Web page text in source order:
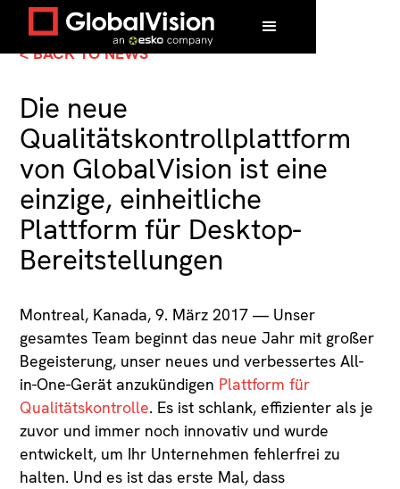
< BACK TO NEWS
Die neue
Qualitätskontrollplattform
von GlobalVision ist eine
einzige, einheitliche
Plattform für Desktop-
Bereitstellungen
Montreal, Kanada, 9. März 2017 — Unser
gesamtes Team beginnt das neue Jahr mit großer
Begeisterung, unser neues und verbessertes All-
in-One-Gerät anzukündigen Plattform für
Qualitätskontrolle. Es ist schlank, effizienter als je
zuvor und immer noch innovativ und wurde
entwickelt, um Ihr Unternehmen fehlerfrei zu
halten. Und es ist das erste Mal, dass